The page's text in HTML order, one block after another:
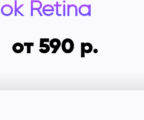
Retina
от 590